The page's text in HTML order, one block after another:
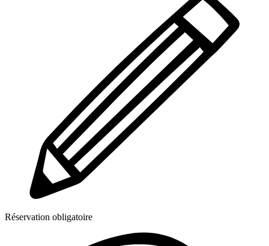
Réservation obligatoire